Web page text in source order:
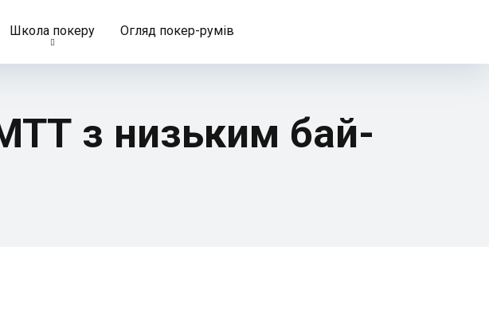
Школа покеру Огляд покер-румів
з низьким бай-